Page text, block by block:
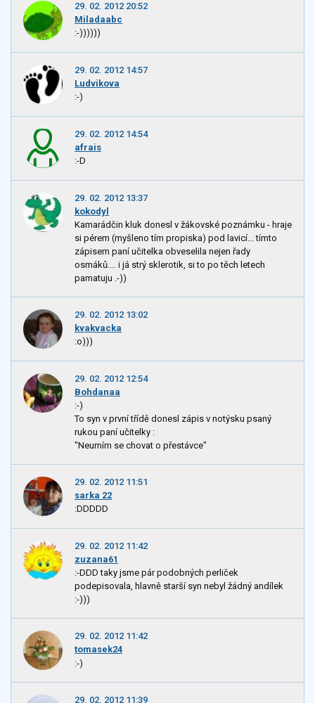
29. 02. 2012 20:52
Miladaabc
:-))))))
29. 02. 2012 14:57
Ludvikova
:-)
29. 02. 2012 14:54
afrais
:-D
29. 02. 2012 13:37
kokodyl
Kamarádčin kluk donesl v žákovské poznámku - hraje
si pérem (myšleno tím propiska) pod lavicí... tímto
zápisem paní učitelka obveselila nejen řady
osmáků.... i já strý sklerotik, si to po těch letech
pamatuju .-))
29. 02. 2012 13:02
kvakvacka
:o)))
29. 02. 2012 12:54
Bohdanaa
:-)
To syn v první třídě donesl zápis v notýsku psaný
rukou paní učitelky :
"Neumím se chovat o přestávce"
29. 02. 2012 11:51
sarka 22
:DDDDD
29. 02. 2012 11:42
zuzana61
:-DDD taky jsme pár podobných perliček
podepisovala, hlavně starší syn nebyl žádný andílek
:-)))
29. 02. 2012 11:42
tomasek24
:-)
29. 02. 2012 11:39